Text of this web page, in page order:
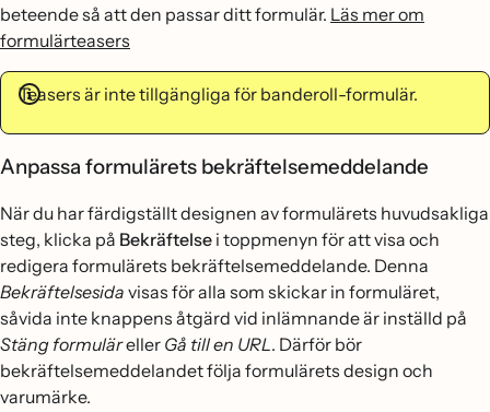
beteende så att den passar ditt formulär. Läs mer om
formulärteasers
Teasers är inte tillgängliga för banderoll-formulär.
Anpassa formulärets bekräftelsemeddelande
När du har färdigställt designen av formulärets huvudsakliga
steg, klicka på Bekräftelse i toppmenyn för att visa och
redigera formulärets bekräftelsemeddelande. Denna
Bekräftelsesida visas för alla som skickar in formuläret,
såvida inte knappens åtgärd vid inlämnande är inställd på
Stäng formuläreller Gå till en URL. Därför bör
bekräftelsemeddelandet följa formulärets design och
varumärke.